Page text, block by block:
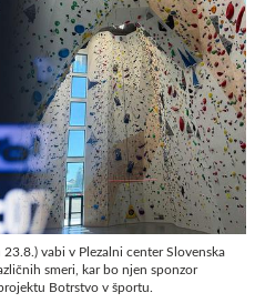
vabi v Plezalni center Slovenska
smeri, kar bo njen sponzor
Botrstvo v športu.